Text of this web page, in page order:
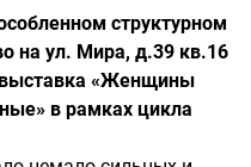
структурном
на ул. Мира, д.39 кв.16
выставка «Женщины
в рамках цикла